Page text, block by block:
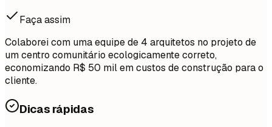
Faça assim
Colaborei com uma equipe de 4 arquitetos no projeto de
um centro comunitário ecologicamente correto,
economizando R$ 50 mil em custos de construção para o
cliente.
Dicas rápidas